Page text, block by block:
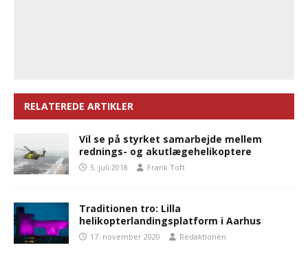
RELATEREDE ARTIKLER
Vil se på styrket samarbejde mellem
rednings- og akutlægehelikoptere
5. juli 2018 Frank Toft
Traditionen tro: Lilla
helikopterlandingsplatform i Aarhus
17. november 2020 Redaktionen